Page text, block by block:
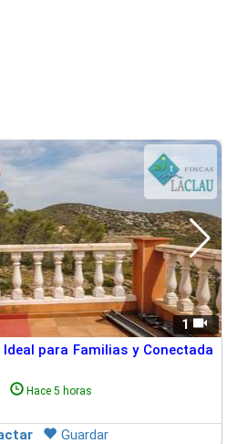
1
para Familias y Conectada
Hace 5 horas
Guardar